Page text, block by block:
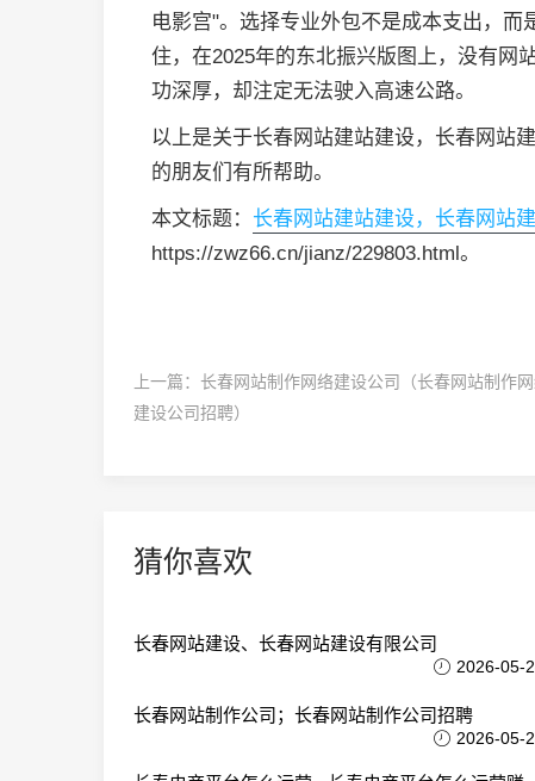
电影宫"。选择专业外包不是成本支出，
住，在2025年的东北振兴版图上，没有
功深厚，却注定无法驶入高速公路。
以上是关于长春网站建站建设，长春网站
的朋友们有所帮助。
本文标题： 长春网站建站建设，长春网站
https://zwz66.cn/jianz/229803.html。
上一篇： 长春网站制作网络建设公司（长春网站制作
建设公司招聘）
猜你喜欢
长春网站建设、长春网站建设有限公司
2026-05-
长春网站制作公司；长春网站制作公司招聘
2026-05-